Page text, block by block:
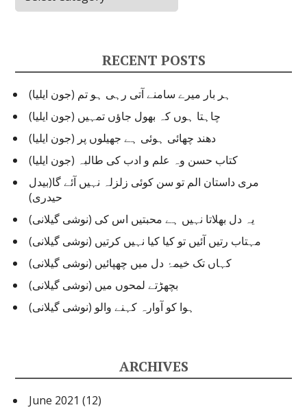
i
RECENT POSTS
ہر بار میرے سامنے آتی رہی ہو تم (جون ایلیا)
چاہتا ہوں کہ بھول جاؤں تمہیں (جون ایلیا)
دھند چھائی ہوئی ہے جھیلوں پر (جون ایلیا)
کتاب حسن وہ علم و ادب کی طالبہ (جون ایلیا)
مری داستان الم تو سن کوئی زلزلہ نہیں آئے گا(بیدل
حیدری)
یہ دل بھلاتا نہیں ہے محبتیں اس کی (نوشی گیلانی)
مہتاب رتیں آئیں تو کیا کیا نہیں کرتیں (نوشی گیلانی)
کہاں تک خیمۂ دل میں چھپائیں (نوشی گیلانی)
بچھڑتے لمحوں میں (نوشی گیلانی)
ہوا کو آوارہ کہنے والو (نوشی گیلانی)
ARCHIVES
June 2021 (12)